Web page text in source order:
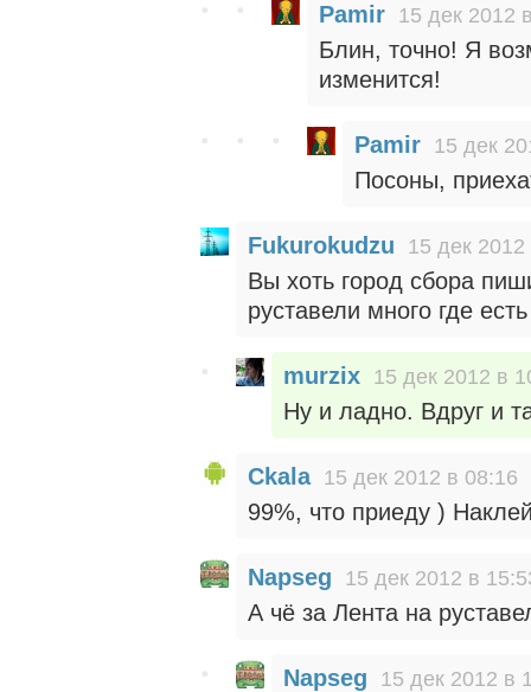
Pamir 15 дек 2012
Блин, точно! Я
изменится!
Pamir 15 дек
Посоны,
Fukurokudzu 15 дек
Вы хоть город сбора
руставели много где
murzix 15 дек 2012 в
Ну и ладно. Вдруг и
Ckala 15 дек 2012 в 08:16
99%, что приеду )
Napseg 15 дек 2012 в
А чё за Лента на
Napseg 15 дек 2012 в